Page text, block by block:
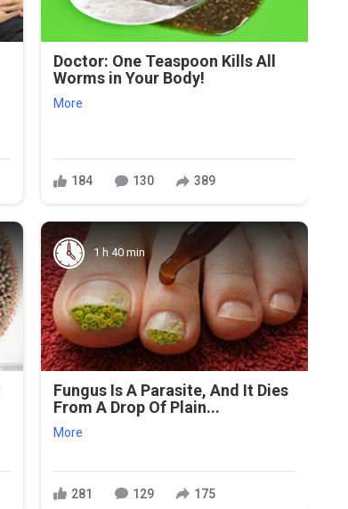
Doctor: One Teaspoon Kills All
Worms in Your Body!
More
184 130 389
1 h 40 min
Fungus Is A Parasite, And It Dies
From A Drop Of Plain...
More
281 129 175